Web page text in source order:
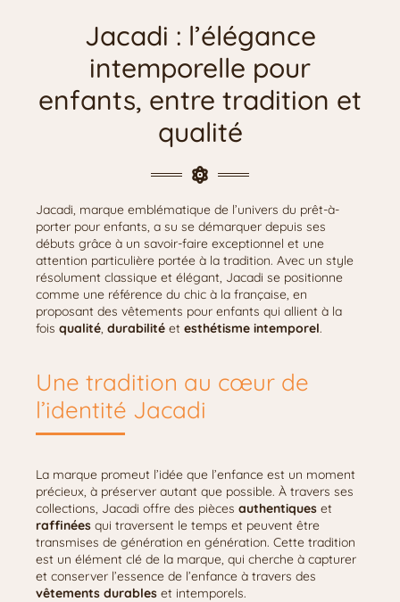
Jacadi : l’élégance
intemporelle pour
enfants, entre tradition et
qualité
Jacadi, marque emblématique de l’univers du prêt-à-
porter pour enfants, a su se démarquer depuis ses
débuts grâce à un savoir-faire exceptionnel et une
attention particulière portée à la tradition. Avec un style
résolument classique et élégant, Jacadi se positionne
comme une référence du chic à la française, en
proposant des vêtements pour enfants qui allient à la
fois qualité, durabilité et esthétisme intemporel.
Une tradition au cœur de
l’identité Jacadi
La marque promeut l’idée que l’enfance est un moment
précieux, à préserver autant que possible. À travers ses
collections, Jacadi offre des pièces authentiques et
raffinées qui traversent le temps et peuvent être
transmises de génération en génération. Cette tradition
est un élément clé de la marque, qui cherche à capturer
et conserver l’essence de l’enfance à travers des
vêtements durables et intemporels.